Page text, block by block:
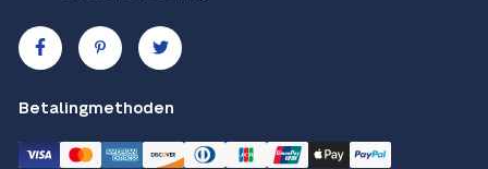
Betalingmethoden